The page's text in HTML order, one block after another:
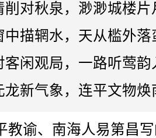
秋泉，渺渺城楼片
辋水，天从槛外落
观局，一路听莺韵
气象，连平文物焕
谕、南海人易第昌写